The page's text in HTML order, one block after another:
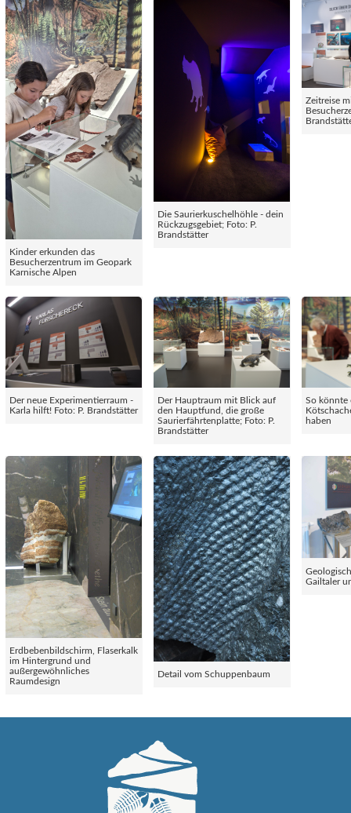
Kinder erkunden das
Besucherzentrum im Geopark
Karnische Alpen
Die Saurierkuschelhöhle - dein
Rückzugsgebiet; Foto: P.
Brandstätter
Zeitreise
Der neue Experimentierraum -
Karla hilft! Foto: P. Brandstätter
Der Hauptraum mit Blick auf
den Hauptfund, die große
Saurierfährtenplatte; Foto: P.
Brandstätter
So könnte
haben
Erdbebenbildschirm, Flaserkalk
im Hintergrund und
außergewöhnliches
Raumdesign
Detail vom Schuppenbaum
Gailtaler